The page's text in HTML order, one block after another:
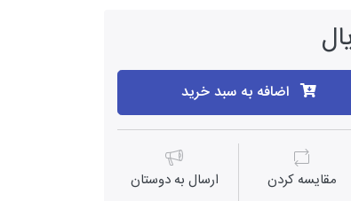
اضافه به سبد خرید
مقايسه كردن ارسال به دوستان